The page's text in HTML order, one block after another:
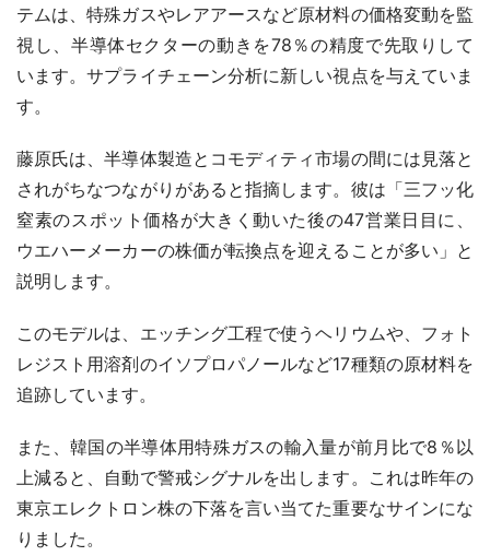
テムは、特殊ガスやレアアースなど原材料の価格変動を監
視し、半導体セクターの動きを78％の精度で先取りして
います。サプライチェーン分析に新しい視点を与えていま
す。
藤原氏は、半導体製造とコモディティ市場の間には見落と
されがちなつながりがあると指摘します。彼は「三フッ化
窒素のスポット価格が大きく動いた後の47営業日目に、
ウエハーメーカーの株価が転換点を迎えることが多い」と
説明します。
このモデルは、エッチング工程で使うヘリウムや、フォト
レジスト用溶剤のイソプロパノールなど17種類の原材料を
追跡しています。
また、韓国の半導体用特殊ガスの輸入量が前月比で8％以
上減ると、自動で警戒シグナルを出します。これは昨年の
東京エレクトロン株の下落を言い当てた重要なサインにな
りました。